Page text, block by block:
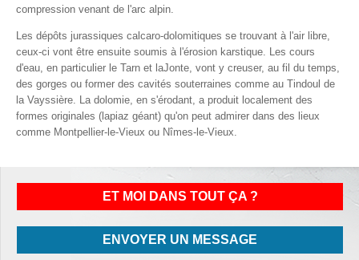
compression venant de l'arc alpin.
Les dépôts jurassiques calcaro-dolomitiques se trouvant à l'air libre,
ceux-ci vont être ensuite soumis à l'érosion karstique. Les cours
d'eau, en particulier le Tarn et laJonte, vont y creuser, au fil du temps,
des gorges ou former des cavités souterraines comme au Tindoul de
la Vayssière. La dolomie, en s'érodant, a produit localement des
formes originales (lapiaz géant) qu'on peut admirer dans des lieux
comme Montpellier-le-Vieux ou Nîmes-le-Vieux.
ET MOI DANS TOUT ÇA ?
ENVOYER UN MESSAGE